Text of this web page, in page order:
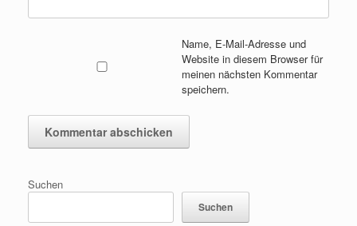
Name, E-Mail-Adresse und
Website in diesem Browser für
meinen nächsten Kommentar
speichern.
Suchen
Suchen